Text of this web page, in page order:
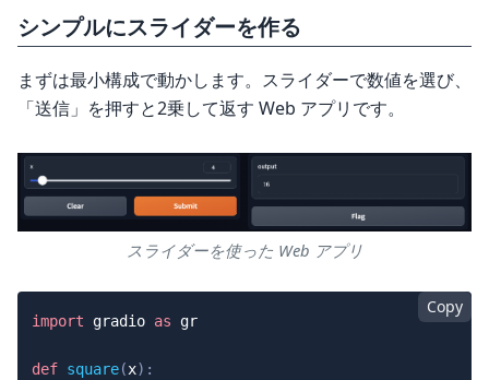
シンプルにスライダーを作る
まずは最小構成で動かします。スライダーで数値を選び、
「送信」を押すと2乗して返す Web アプリです。
スライダーを使った Web アプリ
Copy
import gradio as gr
def square(x) :